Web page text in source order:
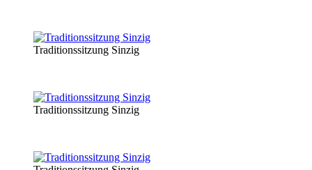
Traditionssitzung Sinzig
Traditionssitzung Sinzig